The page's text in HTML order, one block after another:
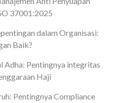
37001:2025
dalam Organisasi:
Baik?
Adha: Pentingnya integritas
Haji
Pentingnya Compliance